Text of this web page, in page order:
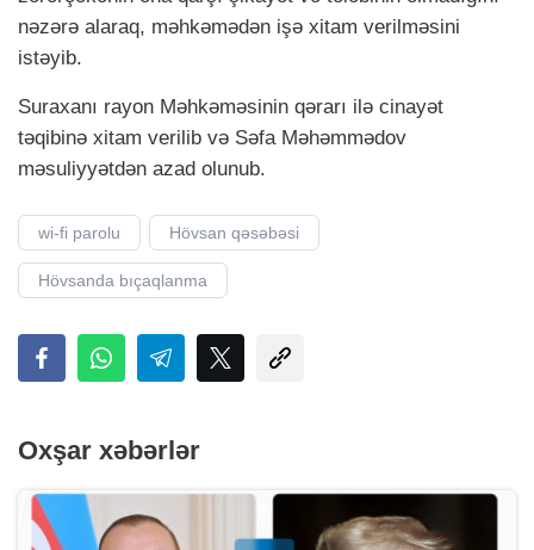
nəzərə alaraq, məhkəmədən işə xitam verilməsini
istəyib.
Suraxanı rayon Məhkəməsinin qərarı ilə cinayət
təqibinə xitam verilib və Səfa Məhəmmədov
məsuliyyətdən azad olunub.
wi-fi parolu Hövsan qəsəbəsi
Hövsanda bıçaqlanma
Oxşar xəbərlər